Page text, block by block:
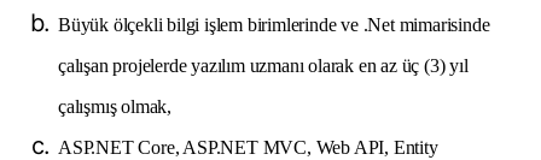
Büyük ölçekli bilgi işlem birimlerinde ve .Net mimarisinde
çalışan projelerde yazılım uzmanı olarak en az üç (3) yıl
çalışmış olmak,
ASP.NET Core, ASP.NET MVC, Web API, Entity